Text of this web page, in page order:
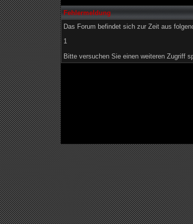
Fehlermeldung
Das Forum befindet sich zur Zeit aus
1
Bitte versuchen Sie einen weiteren Zugriff